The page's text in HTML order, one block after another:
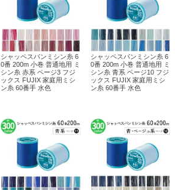
シャッペスパンミシン糸 6
0番 200m 小巻 普通地用 ミ
シン糸 赤系 ページ3 フジ
ックス FUJIX 家庭用ミシ
ン糸 60番手 水色
シャッペスパンミシン糸 6
0番 200m 小巻 普通地用 ミ
シン糸 青系 ページ10 フジ
ックス FUJIX 家庭用ミシ
ン糸 60番手 水色